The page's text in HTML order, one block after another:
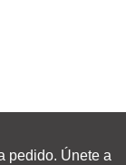
pedido. Únete a